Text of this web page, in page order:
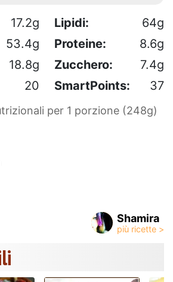
17.2g Lipidi:
64g
53.4g Proteine:
8.6g
18.8g Zucchero:
7.4g
20 SmartPoints: 37
per 1 porzione (248g)
Shamira